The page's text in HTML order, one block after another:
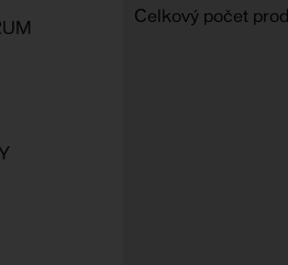
Celkový počet